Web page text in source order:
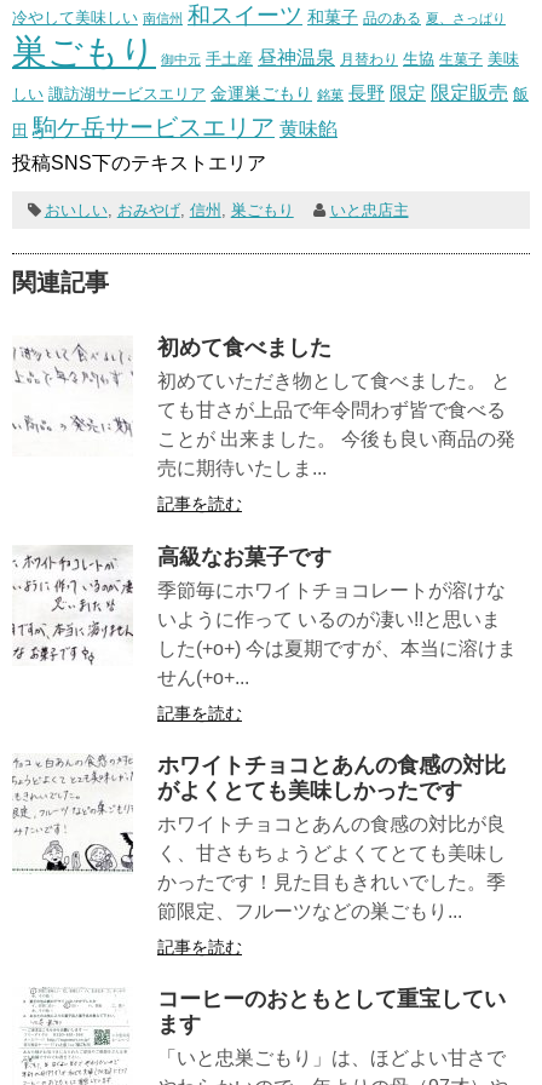
冷やして美味しい 南信州 和スイーツ 和菓子 品のある 夏、さっぱり
巣ごもり 御中元 手土産 昼神温泉 月替わり 生協 生菓子 美味
しい 諏訪湖サービスエリア 金運巣ごもり 銘菓 長野 限定 限定販売 飯
田 駒ケ岳サービスエリア 黄味餡
投稿SNS下のテキストエリア
おいしい, おみやげ, 信州 , 巣ごもり いと忠店主
関連記事
初めて食べました
初めていただき物として食べました。 と
ても甘さが上品で年令問わず皆で食べる
ことが 出来ました。 今後も良い商品の発
売に期待いたしま...
記事を読む
高級なお菓子です
季節毎にホワイトチョコレートが溶けな
いように作って いるのが凄い!!と思いま
した(+o+) 今は夏期ですが、本当に溶けま
せん(+o+...
記事を読む
ホワイトチョコとあんの食感の対比
がよくとても美味しかったです
ホワイトチョコとあんの食感の対比が良
く、甘さもちょうどよくてとても美味し
かったです！見た目もきれいでした。季
節限定、フルーツなどの巣ごもり...
記事を読む
コーヒーのおともとして重宝してい
ます
「いと忠巣ごもり」は、ほどよい甘さで